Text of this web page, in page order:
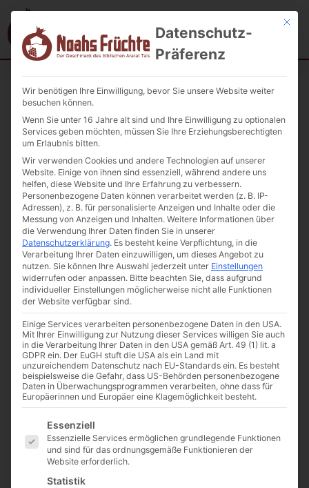
Startseite/Eingelegte Gemüse / Gegrilltes Gemüse Artfood 700g.
Mit
Datenschutz-
Präferenz
Wir benötigen Ihre Einwilligung, bevor Sie unsere Website weiter
besuchen können.
Wenn Sie unter 16 Jahre alt sind und Ihre Einwilligung zu optionalen
Services geben möchten, müssen Sie Ihre Erziehungsberechtigten
um Erlaubnis bitten.
Wir verwenden Cookies und andere Technologien auf unserer
Website. Einige von ihnen sind essenziell, während andere uns
helfen, diese Website und Ihre Erfahrung zu verbessern.
Personenbezogene Daten können verarbeitet werden (z. B. IP-
Adressen), z. B. für personalisierte Anzeigen und Inhalte oder die
Messung von Anzeigen und Inhalten. Weitere Informationen über
die Verwendung Ihrer Daten finden Sie in unserer
Datenschutzerklärung. Es besteht keine Verpflichtung, in die
Verarbeitung Ihrer Daten einzuwilligen, um dieses Angebot zu
nutzen. Sie können Ihre Auswahl jederzeit unter Einstellungen
widerrufen oder anpassen. Bitte beachten Sie, dass aufgrund
individueller Einstellungen möglicherweise nicht alle Funktionen
der Website verfügbar sind.
Einige Services verarbeiten personenbezogene Daten in den USA.
Mit Ihrer Einwilligung zur Nutzung dieser Services willigen Sie auch
in die Verarbeitung Ihrer Daten in den USA gemäß Art. 49 (1) lit. a
GDPR ein. Der EuGH stuft die USA als ein Land mit
unzureichendem Datenschutz nach EU-Standards ein. Es besteht
beispielsweise die Gefahr, dass US-Behörden personenbezogene
Daten in Überwachungsprogrammen verarbeiten, ohne dass für
Europäerinnen und Europäer eine Klagemöglichkeit besteht.
Es folgt eine Liste der Service-Gruppen, für die eine
Essenziell
Essenzielle Services ermöglichen grundlegende Funktionen
und sind für das ordnungsgemäße Funktionieren der
Website erforderlich.
Statistik